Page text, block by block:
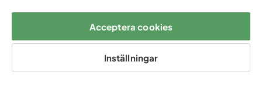
Prisgaranti
1 års öppet
köp
Snabb
leverans
garanti
Acceptera cookies
Inställningar